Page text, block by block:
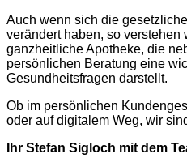
Auch wenn sich die
verändert haben, so verstehen
ganzheitliche Apotheke, die
persönlichen Beratung eine
Gesundheitsfragen darstellt.
Ob im persönlichen
oder auf digitalem Weg, wir
Ihr Stefan Sigloch mit dem